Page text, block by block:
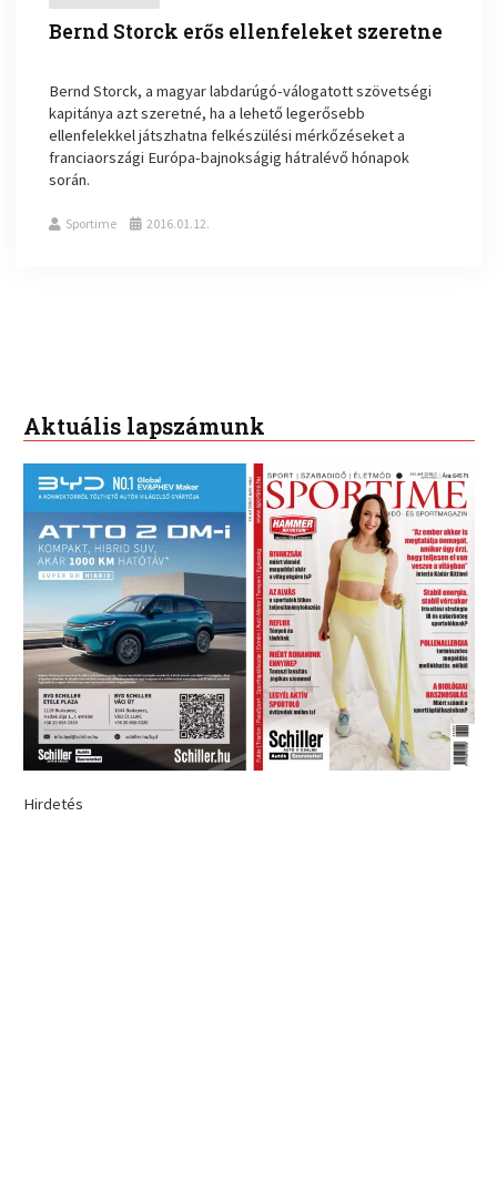
Bernd Storck erős ellenfeleket szeretne
Bernd Storck, a magyar labdarúgó-válogatott szövetségi
kapitánya azt szeretné, ha a lehető legerősebb
ellenfelekkel játszhatna felkészülési mérkőzéseket a
franciaországi Európa-bajnokságig hátralévő hónapok
során.
Sportime 2016.01.12.
Aktuális lapszámunk
Hirdetés